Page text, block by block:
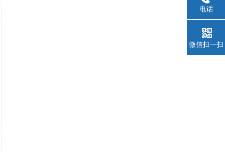
电话
微信扫一扫